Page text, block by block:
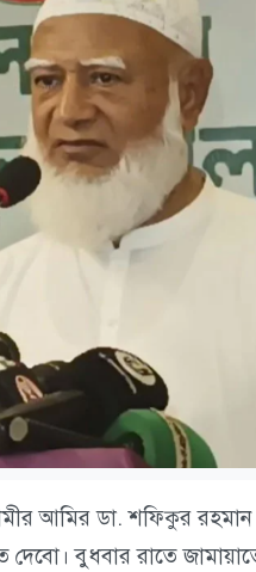
আমির ডা. শফিকুর রহমান
বুধবার রাতে